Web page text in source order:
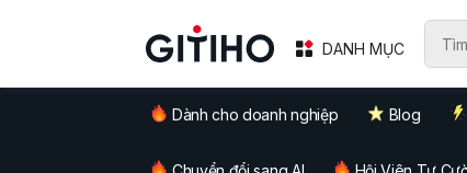
DANH MỤC
Dành cho doanh nghiệp Blog